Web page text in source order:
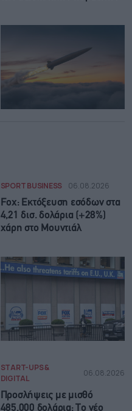
SPORT BUSINESS 06.08.2026
Fox: Εκτόξευση εσόδων στα
4,21 δισ. δολάρια (+28%)
χάρη στο Μουντιάλ
START-UPS &
DIGITAL
06.08.2026
Προσλήψεις με μισθό
485.000 δολάρια: Το νέο